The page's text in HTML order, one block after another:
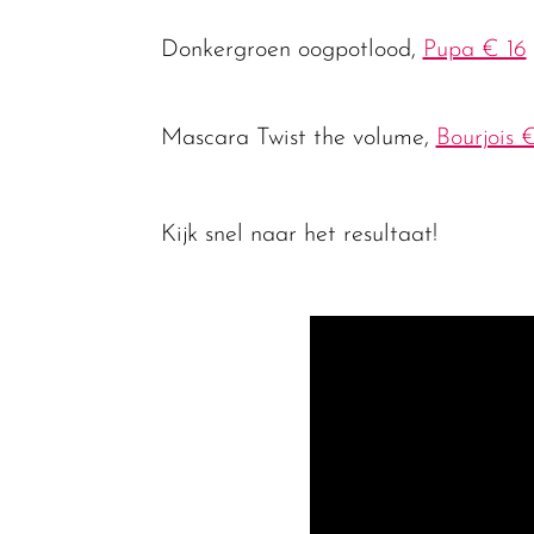
Donkergroen oogpotlood, Pupa € 16
Mascara Twist the volume, Bourjois
Kijk snel naar het resultaat!